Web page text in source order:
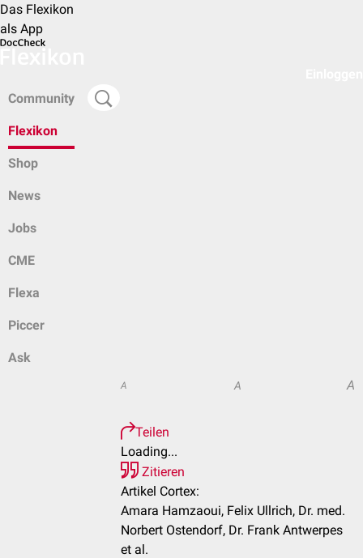
Das Flexikon
als App
Community
Flexikon
Shop
News
Jobs
CME
Flexa
Piccer
Ask
A A A
Teilen
Loading...
Zitieren
Artikel Cortex:
Amara Hamzaoui, Felix Ullrich, Dr. med.
Norbert Ostendorf, Dr. Frank Antwerpes
et al.